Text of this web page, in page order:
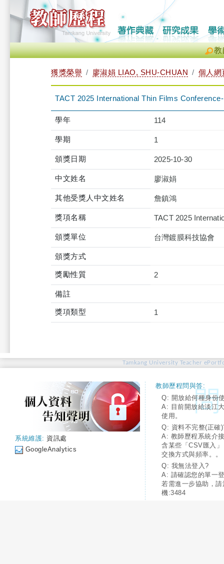
教
獲獎榮譽 廖淑娟 LIAO, SHU-CHUAN 個人網
TACT 2025 International Thin Films
學年 114
學期 1
頒獎日期 2025-10-30
中文姓名 廖淑娟
其他受獎人中文姓名 詹鎮鴻
獎項名稱 TACT 2025
頒獎單位 台灣鍍膜科技協會
頒獎方式
獎勵性質 2
備註
獎項類型 1
Tamkang University Teacher
系統維護: 資訊處
GoogleAnalytics
教師歷程問與答:
Q: 開放給何種身份
A: 目前開放給淡江
使用。
Q: 資料不完整(正確
A: 教師歷程系統介
含某些「CSV匯入
交換方式與頻率。。
Q: 我無法登入?
A: 請確認您的單一
若需進一步協助，
機:3484